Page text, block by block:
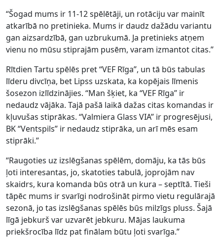
“Šogad mums ir 11-12 spēlētāji, un rotāciju var mainīt
atkarībā no pretinieka. Mums ir daudz dažādu variantu
gan aizsardzībā, gan uzbrukumā. Ja pretinieks atņem
vienu no mūsu stiprajām pusēm, varam izmantot citas.”
Rītdien Tartu spēlēs pret “VEF Rīga”, un tā būs tabulas
līderu divcīņa, bet Lipss uzskata, ka kopējais līmenis
šosezon izlīdzinājies. “Man šķiet, ka “VEF Rīga” ir
nedaudz vājāka. Tajā pašā laikā dažas citas komandas ir
kļuvušas stiprākas. “Valmiera Glass VIA” ir progresējusi,
BK “Ventspils” ir nedaudz stiprāka, un arī mēs esam
stiprāki.”
“Raugoties uz izslēgšanas spēlēm, domāju, ka tās būs
ļoti interesantas, jo, skatoties tabulā, joprojām nav
skaidrs, kura komanda būs otrā un kura – septītā. Tieši
tāpēc mums ir svarīgi nodrošināt pirmo vietu regulārajā
sezonā, jo tas izslēgšanas spēlēs būs milzīgs pluss. Šajā
līgā jebkurš var uzvarēt jebkuru. Mājas laukuma
priekšrocība līdz pat finālam būtu ļoti svarīga.”